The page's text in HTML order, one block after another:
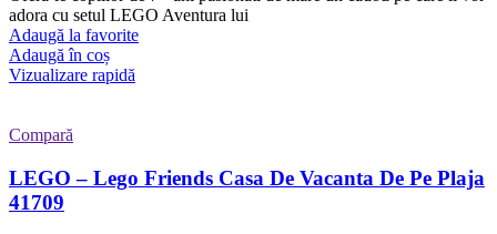
adora cu setul LEGO Aventura lui
Adaugă la favorite
Adaugă în coș
Vizualizare rapidă
Compară
LEGO – Lego Friends Casa De Vacanta De Pe Plaja
41709